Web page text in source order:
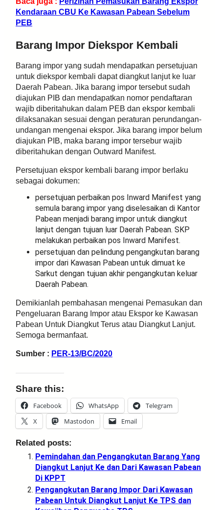
Kendaraan CBU Ke Kawasan Pabean Sebelum
PEB
Barang Impor Diekspor Kembali
Barang impor yang sudah mendapatkan persetujuan
untuk diekspor kembali dapat diangkut lanjut ke luar
Daerah Pabean. Jika barang impor tersebut sudah
diajukan PIB dan mendapatkan nomor pendaftaran
wajib diberitahukan dalam PEB dan ekspor kembali
dilaksanakan sesuai dengan peraturan perundangan-
undangan mengenai ekspor. Jika barang impor belum
diajukan PIB, maka barang impor tersebur wajib
diberitahukan dengan Outward Manifest.
Persetujuan ekspor kembali barang impor berlaku
sebagai dokumen:
persetujuan perbaikan pos Inward Manifest yang
semula barang impor yang diselesaikan di Kantor
Pabean menjadi barang impor untuk diangkut
lanjut dengan tujuan luar Daerah Pabean. SKP
melakukan perbaikan pos Inward Manifest.
persetujuan dan pelindung pengangkutan barang
impor dari Kawasan Pabean untuk dimuat ke
Sarkut dengan tujuan akhir pengangkutan keluar
Daerah Pabean.
Demikianlah pembahasan mengenai Pemasukan dan
Pengeluaran Barang Impor atau Ekspor ke Kawasan
Pabean Untuk Diangkut Terus atau Diangkut Lanjut.
Semoga bermanfaat.
Sumber : PER-13/BC/2020
Share this:
Facebook WhatsApp
Telegram
X
Mastodon Email
Related posts:
Pemindahan dan Pengangkutan Barang Yang
Diangkut Lanjut Ke dan Dari Kawasan Pabean
Di KPPT
Pengangkutan Barang Impor Dari Kawasan
Pabean Untuk Diangkut Lanjut Ke TPS dan